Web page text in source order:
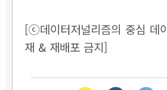
[ⓒ데이터저널리즘의 중심 데
재 & 재배포 금지]